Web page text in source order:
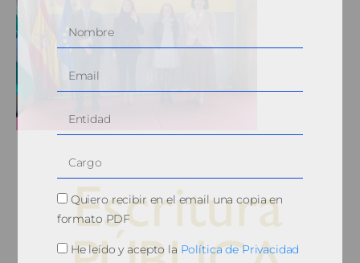
Quiero recibir en el email una copia en
formato PDF
He leído y acepto la Política de Privacidad